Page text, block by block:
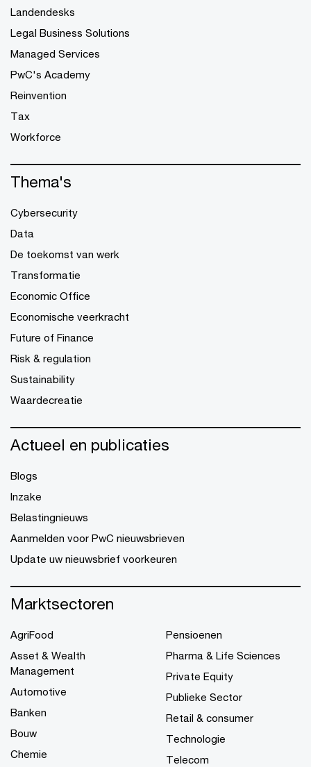
Landendesks
Legal Business Solutions
Managed Services
PwC's Academy
Reinvention
Tax
Workforce
Thema's
Cybersecurity
Data
De toekomst van werk
Transformatie
Economic Office
Economische veerkracht
Future of Finance
Risk & regulation
Sustainability
Waardecreatie
Actueel en publicaties
Blogs
Inzake
Belastingnieuws
Aanmelden voor PwC nieuwsbrieven
Update uw nieuwsbrief voorkeuren
Marktsectoren
AgriFood
Asset & Wealth
Management
Automotive
Banken
Bouw
Chemie
Pensioenen
Pharma & Life Sciences
Private Equity
Publieke Sector
Retail & consumer
Technologie
Telecom